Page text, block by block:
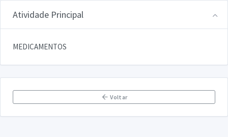
Atividade Principal
MEDICAMENTOS
Voltar